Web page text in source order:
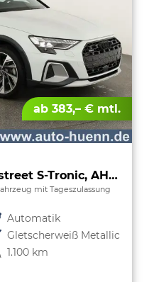
ab 383,– € mtl.
TFSI quattro 150 kW allstreet S-Tronic, AHK, Navi, 18-Zoll, 5-J. Garantie
mit Tageszulassung
Automatik
Gletscherweiß Metallic
1.100 km